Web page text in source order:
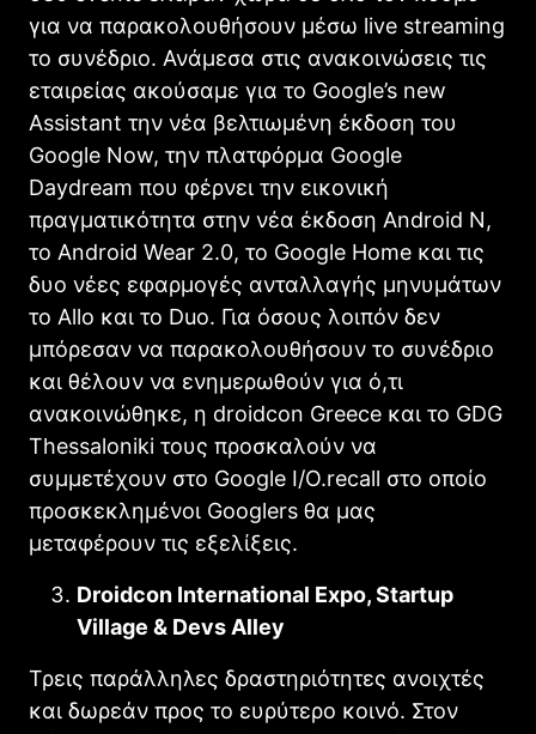
για να παρακολουθήσουν μέσω live streaming
το συνέδριο. Ανάμεσα στις ανακοινώσεις τις
εταιρείας ακούσαμε για το Google’s new
Assistant την νέα βελτιωμένη έκδοση του
Google Now, την πλατφόρμα Google
Daydream που φέρνει την εικονική
πραγματικότητα στην νέα έκδοση Android N,
το Android Wear 2.0, το Google Home και τις
δυο νέες εφαρμογές ανταλλαγής μηνυμάτων
το Allo και το Duo. Για όσους λοιπόν δεν
μπόρεσαν να παρακολουθήσουν το συνέδριο
και θέλουν να ενημερωθούν για ό,τι
ανακοινώθηκε, η droidcon Greece και το GDG
Thessaloniki τους προσκαλούν να
συμμετέχουν στο Google I/O.recall στο οποίο
προσκεκλημένοι Googlers θα μας
μεταφέρουν τις εξελίξεις.
Droidcon International Expo, Startup
Village & Devs Alley
Τρεις παράλληλες δραστηριότητες ανοιχτές
και δωρεάν προς το ευρύτερο κοινό. Στον